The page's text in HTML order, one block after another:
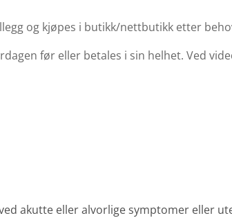
og kjøpes i butikk/nettbutikk etter
før eller betales i sin helhet. Ved
akutte eller alvorlige symptomer eller